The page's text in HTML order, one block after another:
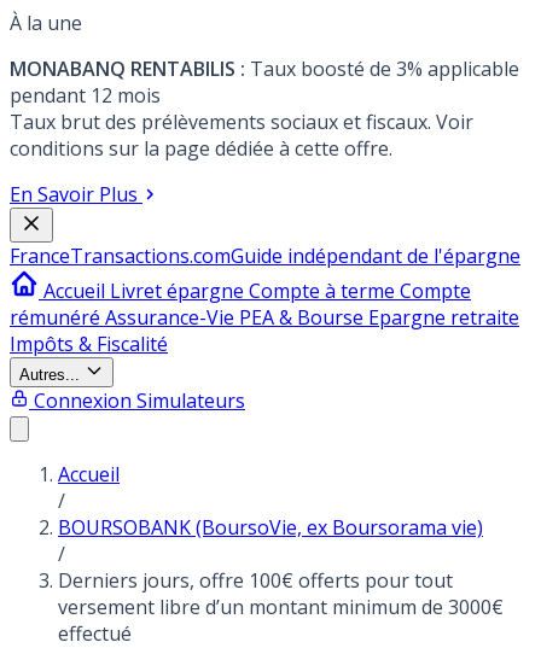
À la une
MONABANQ RENTABILIS : Taux boosté de 3% applicable
pendant 12 mois
Taux brut des prélèvements sociaux et fiscaux. Voir
conditions sur la page dédiée à cette offre.
En Savoir Plus
FranceTransactions.comGuide indépendant de l'épargne
Accueil Livret épargne Compte à terme Compte
rémunéré Assurance-Vie PEA & Bourse Epargne retraite
Impôts & Fiscalité
Autres...
Connexion Simulateurs
Accueil
/
BOURSOBANK (BoursoVie, ex Boursorama vie)
/
Derniers jours, offre 100€ offerts pour tout
versement libre d’un montant minimum de 3000€
effectué